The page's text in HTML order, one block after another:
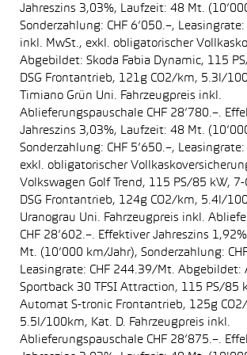
Jahreszins 3,03%, Laufzeit: 48 Mt.
Sonderzahlung: CHF 6’050.–,
inkl. MwSt., exkl. obligatorischer
Abgebildet: Skoda Fabia Dynamic, 115
DSG Frontantrieb, 121g CO2/km, 5.3l/
Timiano Grün Uni. Fahrzeugpreis inkl.
Ablieferungspauschale CHF 28’780.–.
Jahreszins 3,03%, Laufzeit: 48 Mt.
Sonderzahlung: CHF 5’650.–,
exkl. obligatorischer
Volkswagen Golf Trend, 115 PS/85 kW,
DSG Frontantrieb, 124g CO2/km, 5.4l/
Uranograu Uni. Fahrzeugpreis inkl.
CHF 28’602.–. Effektiver Jahreszins
Mt. (10’000 km/Jahr), Sonderzahlung:
Leasingrate: CHF 244.39/Mt. Abgebildet:
Sportback 30 TFSI Attraction, 115 PS/85
Automat S-tronic Frontantrieb, 125g
5.5l/100km, Kat. D. Fahrzeugpreis inkl.
Ablieferungspauschale CHF 28’875.–.